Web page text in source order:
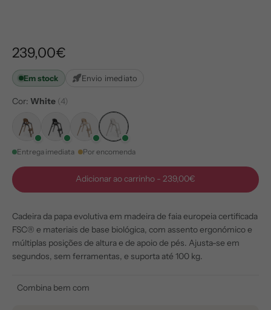
239,00€
Em stock Envio imediato
Cor: White (4)
Entrega imediata Por encomenda
Adicionar ao carrinho - 239,00€
Cadeira da papa evolutiva em madeira de faia europeia certificada
FSC® e materiais de base biológica, com assento ergonómico e
múltiplas posições de altura e de apoio de pés. Ajusta-se em
segundos, sem ferramentas, e suporta até 100 kg.
Combina bem com